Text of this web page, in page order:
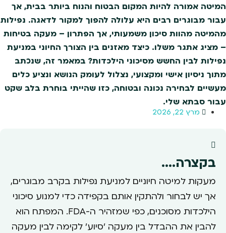
המיטה אמורה להיות המקום הבטוח והנוח ביותר בבית, אך
עבור מבוגרים רבים היא עלולה להפוך למקור לדאגה. נפילות
מהמיטה מהוות סיכון משמעותי, אך הפתרון – מעקה בטיחות
– מציג אתגר משלו. כיצד מאזנים בין הצורך החיוני במניעת
נפילות לבין החשש מסיכוני הילכדות? במאמר זה, שנכתב
מתוך ניסיון אישי ומקצועי, נצלול לעומק הנושא ונציע כלים
מעשיים לבחירה נכונה ובטוחה, כזו שהייתי בוחרת בלב שקט
עבור סבתא שלי.
מרץ 22, 2026
בקצרה....
מעקות למיטה חיוניים למניעת נפילות בקרב מבוגרים,
אך יש לבחור ולהתקין אותם בקפידה כדי למנוע סיכוני
הילכדות מסוכנים, כפי שמזהיר ה-FDA. המפתח הוא
להבין את ההבדל בין מעקה 'סיוע' לקימה לבין מעקה